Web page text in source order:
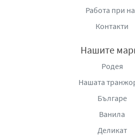
Работа при
Контакти
Нашите
Родея
Нашата
Българе
Ванила
Деликат